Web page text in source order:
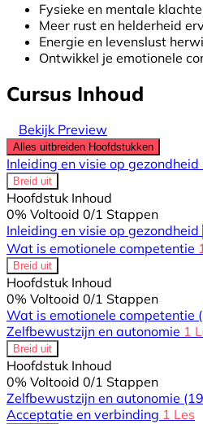
Fysieke en mentale
Meer rust en helderheid
Energie en levenslust
Ontwikkel je emotionele
Cursus Inhoud
Bekijk Preview
Alles uitbreiden Hoofdstukken
Inleiding en visie op gezondheid
Breid uit
Hoofdstuk Inhoud
0% Voltooid 0/1 Stappen
Inleiding en visie op gezondheid
Wat is emotionele competentie
Breid uit
Hoofdstuk Inhoud
0% Voltooid 0/1 Stappen
Wat is emotionele competentie
Zelfbewustzijn en autonomie 1
Breid uit
Hoofdstuk Inhoud
0% Voltooid 0/1 Stappen
Zelfbewustzijn en autonomie
Acceptatie en verbinding 1 Les